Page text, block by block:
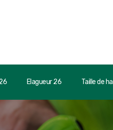
Elagueur 26 Taille de